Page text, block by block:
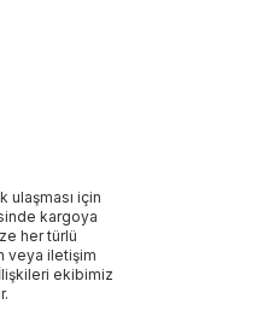
ulaşması için
kargoya
her türlü
veya iletişim
ekibimiz